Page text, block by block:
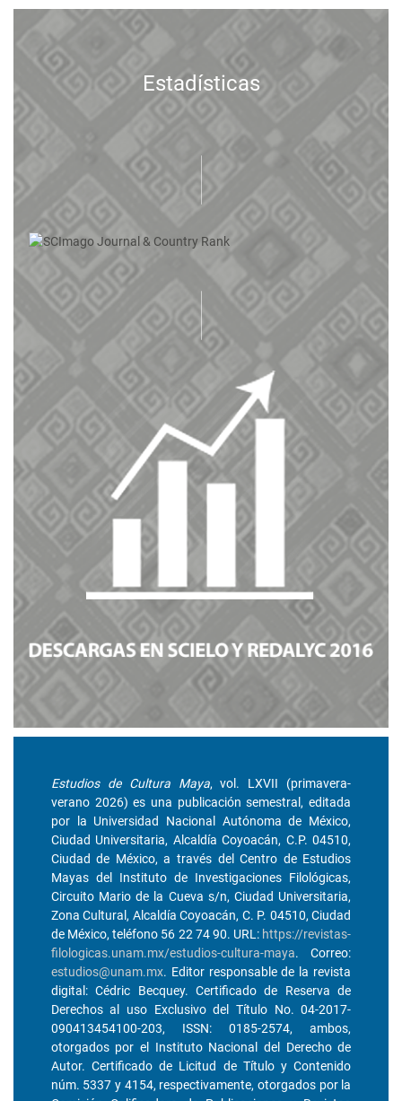
Estadísticas
Estudios de Cultura Maya, vol. LXVII (primavera-
verano 2026) es una publicación semestral, editada
por la Universidad Nacional Autónoma de México,
Ciudad Universitaria, Alcaldía Coyoacán, C.P. 04510,
Ciudad de México, a través del Centro de Estudios
Mayas del Instituto de Investigaciones Filológicas,
Circuito Mario de la Cueva s/n, Ciudad Universitaria,
Zona Cultural, Alcaldía Coyoacán, C. P. 04510, Ciudad
de México, teléfono 56 22 74 90. URL: https://revistas-
filologicas.unam.mx/estudios-cultura-maya. Correo:
estudios@unam.mx. Editor responsable de la revista
digital: Cédric Becquey. Certificado de Reserva de
Derechos al uso Exclusivo del Título No. 04-2017-
090413454100-203, ISSN: 0185-2574, ambos,
otorgados por el Instituto Nacional del Derecho de
Autor. Certificado de Licitud de Título y Contenido
núm. 5337 y 4154, respectivamente, otorgados por la